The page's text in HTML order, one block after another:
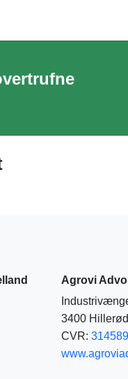
Agrovi
3400 Hillerød
CVR: